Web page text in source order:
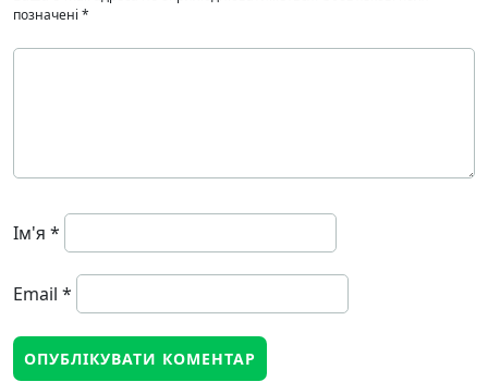
позначені *
Ім'я *
Email *